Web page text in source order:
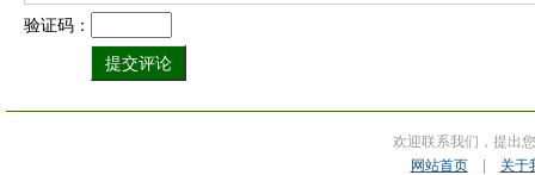
验证码：
欢迎联系我们，提出
网站首页| 关于